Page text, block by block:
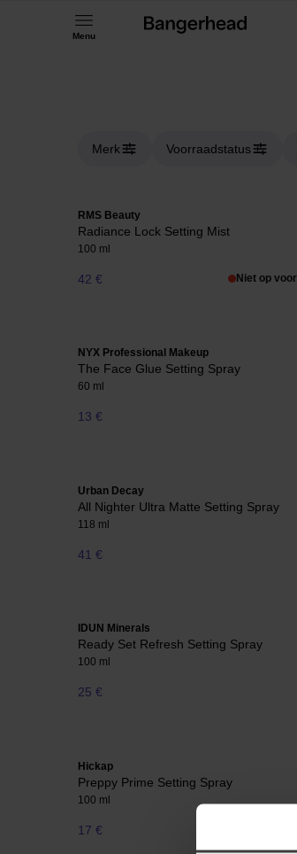
Menu
Merk Voorraadstatus
RMS Beauty
Radiance Lock Setting Mist
100 ml
42 € Niet op
NYX Professional Makeup
The Face Glue Setting Spray
60 ml
13 €
Urban Decay
All Nighter Ultra Matte Setting Spray
118 ml
41 €
IDUN Minerals
Ready Set Refresh Setting Spray
100 ml
25 €
Hickap
Preppy Prime Setting Spray
100 ml
17 €